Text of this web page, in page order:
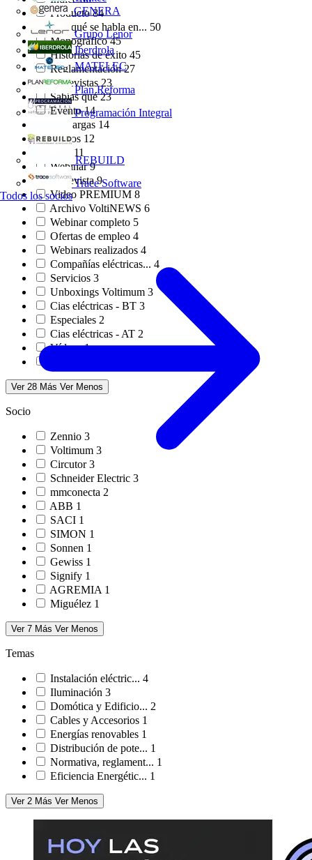
GENERA
Grupo Lenor
Iberdrola
MATELEC
Plan Reforma
Programación Integral
REBUILD
Trace Software
Todos los socios
Producto84
¿De qué se habla en... 50
Monográfico45
Historias de éxito 45
Reglamentación27
Entrevistas 23
Sabías qué23
Evento14
Descargas 14
Cursos 12
11
Webinar9
Entrevista9
Video PREMIUM 8
Archivo VoltiNEWS 6
Webinar completo 5
Ofertas de empleo 4
Webinars realizados 4
Compañías eléctricas... 4
Servicios 3
Unboxings Voltimum 3
Cias eléctricas - BT 3
Especiales 2
Cias eléctricas - AT 2
Vídeos1
Ver 28 Más Ver Menos
Socio
Zennio 3
Voltimum 3
Circutor3
Schneider Electric 3
mmconecta 2
ABB 1
SACI 1
SIMON 1
Sonnen 1
Gewiss 1
Signify 1
AGREMIA 1
Miguélez 1
Ver 7 Más Ver Menos
Temas
Instalación eléctric... 4
Iluminación 3
Domótica y Edificio... 2
Cables y Accesorios 1
Energías renovables 1
Distribución de pote... 1
Normativa, reglament... 1
Eficiencia Energétic... 1
Ver 2 Más Ver Menos